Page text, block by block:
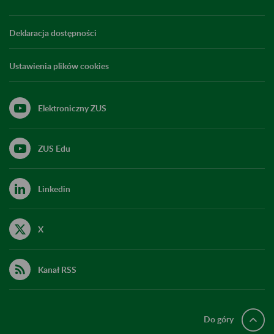
Deklaracja dostępności
Ustawienia plików cookies
Elektroniczny ZUS
ZUS Edu
Linkedin
X
Kanał RSS
Do góry